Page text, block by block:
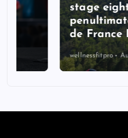
stage eight
penultimate day
de France
wellnessfitpro August 8,